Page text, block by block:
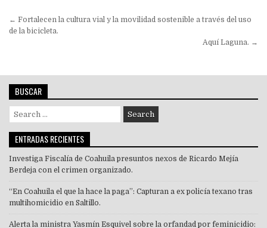
Navegación
de
← Fortalecen la cultura vial y la movilidad sostenible a través del uso
de la bicicleta.
Aquí Laguna. →
BUSCAR
Search
for:
ENTRADAS RECIENTES
Investiga Fiscalía de Coahuila presuntos nexos de Ricardo Mejía
Berdeja con el crimen organizado.
“En Coahuila el que la hace la paga”: Capturan a ex policía texano tras
multihomicidio en Saltillo.
Alerta la ministra Yasmín Esquivel sobre la orfandad por feminicidio: